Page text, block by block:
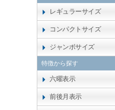
レギュラーサイズ
コンパクトサイズ
ジャンボサイズ
特徴から探す
六曜表示
前後月表示